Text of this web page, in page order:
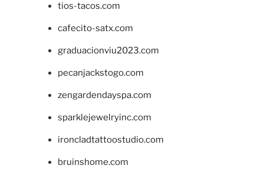
tios-tacos.com
cafecito-satx.com
graduacionviu2023.com
pecanjackstogo.com
zengardendayspa.com
sparklejewelryinc.com
ironcladtattoostudio.com
bruinshome.com